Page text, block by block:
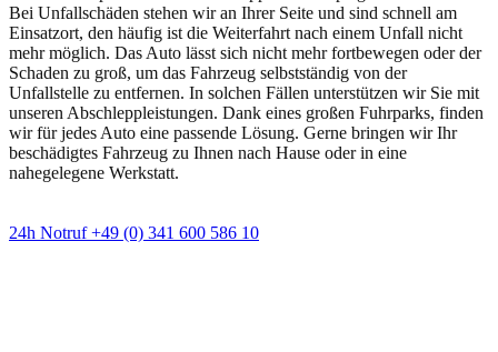
Bei Unfallschäden stehen wir an Ihrer Seite und sind schnell am
Einsatzort, den häufig ist die Weiterfahrt nach einem Unfall nicht
mehr möglich. Das Auto lässt sich nicht mehr fortbewegen oder der
Schaden zu groß, um das Fahrzeug selbstständig von der
Unfallstelle zu entfernen. In solchen Fällen unterstützen wir Sie mit
unseren Abschleppleistungen. Dank eines großen Fuhrparks, finden
wir für jedes Auto eine passende Lösung. Gerne bringen wir Ihr
beschädigtes Fahrzeug zu Ihnen nach Hause oder in eine
nahegelegene Werkstatt.
24h Notruf +49 (0) 341 600 586 10